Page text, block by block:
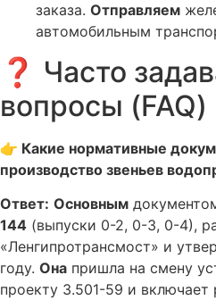
заказа. Отправляем
автомобильным
❓ Часто
вопросы (FAQ)
👉 Какие нормативные
производство звеньев
Ответ: Основным
144 (выпуски 0-2, 0-3, 0-4),
«Ленгипротрансмост» и
году. Она пришла на смену
проекту 3.501-59 и включает